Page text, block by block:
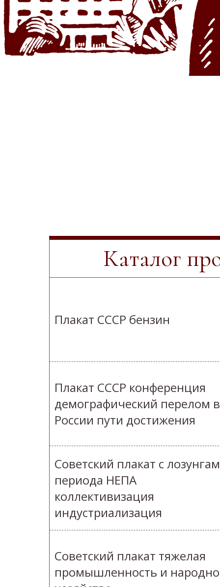
Каталог
Плакат СССР бензин
Плакат СССР конференция
демографический перелом в
России пути достижения
Советский плакат с
периода НЕПА
коллективизация
индустриализация
Советский плакат тяжелая
промышленность и